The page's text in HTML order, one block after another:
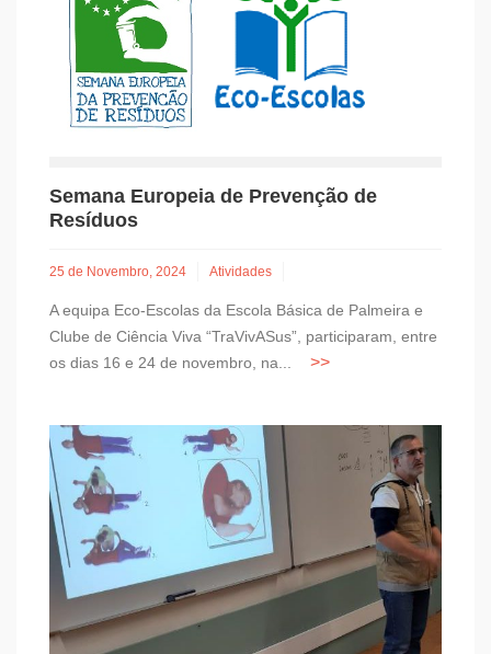
Semana Europeia de Prevenção de
Resíduos
25 de Novembro, 2024 Atividades
A equipa Eco-Escolas da Escola Básica de Palmeira e
Clube de Ciência Viva “TraVivASus”, participaram, entre
os dias 16 e 24 de novembro, na...